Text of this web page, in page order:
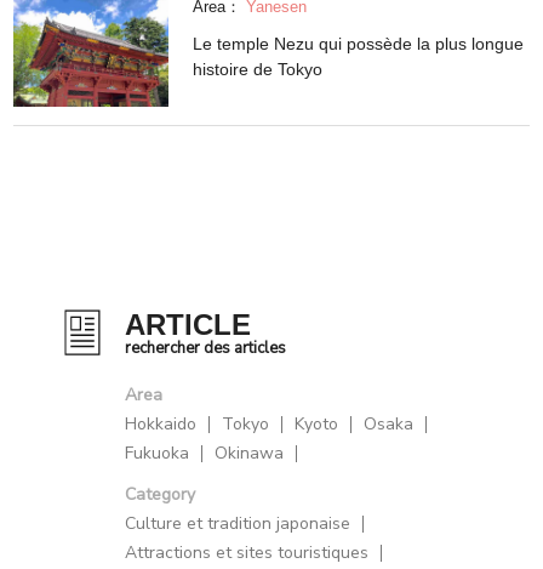
Area： Yanesen
Le temple Nezu qui possède la plus longue
histoire de Tokyo
ARTICLE
rechercher des articles
Area
Hokkaido
Tokyo Kyoto
Osaka
Fukuoka
Okinawa
Category
Culture et tradition japonaise
Attractions et sites touristiques